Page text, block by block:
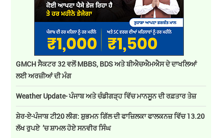
GMCH ਸੈਕਟਰ 32 ਵਲੋਂ MBBS, BDS ਅਤੇ ਬੀਐਚਐਮਐਸ ਦੇ ਦਾਖਲਿਆਂ
ਲਈ ਅਰਜ਼ੀਆਂ ਦੀ ਮੰਗ
Weather Update- ਪੰਜਾਬ ਅਤੇ ਚੰਡੀਗੜ੍ਹ ਵਿੱਚ ਮਾਨਸੂਨ ਦੀ ਰਫ਼ਤਾਰ ਤੇਜ਼
ਸ਼ੇਰ-ਏ-ਪੰਜਾਬ ਟੀ20 ਲੀਗ: ਸ਼ੁਭਮਨ ਗਿੱਲ ਦੀ ਫਾਜ਼ਿਲਕਾ ਫਾਲਕਨਜ਼ ਵਿੱਚ 13.20
ਲੱਖ ਰੁਪਏ ’ਚ ਸ਼ਾਮਲ ਹੋਏ ਸਨਵੀਰ ਸਿੰਘ